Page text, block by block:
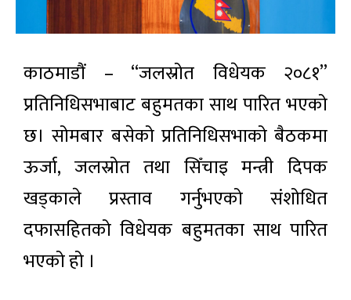
काठमाडौं – “जलस्रोत विधेयक २०८१”
प्रतिनिधिसभाबाट बहुमतका साथ पारित भएको
छ। सोमबार बसेको प्रतिनिधिसभाको बैठकमा
ऊर्जा, जलस्रोत तथा सिँचाइ मन्त्री दिपक
खड्काले प्रस्ताव गर्नुभएको संशोधित
दफासहितको विधेयक बहुमतका साथ पारित
भएको हो ।